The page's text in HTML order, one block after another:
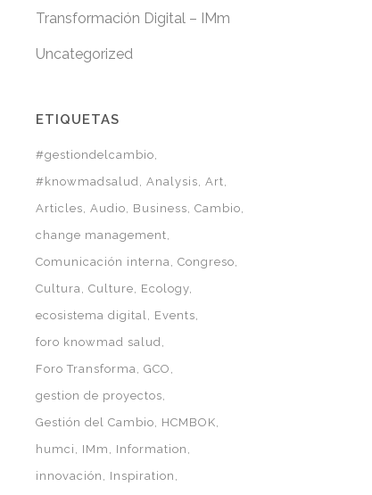
Transformación Digital – IMm
Uncategorized
ETIQUETAS
#gestiondelcambio
#knowmadsalud Analysis Art
Articles Audio Business Cambio
change management
Comunicación interna Congreso
Cultura Culture
Ecology
ecosistema digital
Events
foro knowmad salud
Foro Transforma GCO
gestion de proyectos
Gestión del Cambio
HCMBOK
humci
IMm
Information
innovación
Inspiration